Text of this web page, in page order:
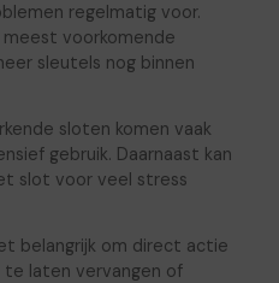
regelmatig voor.
voorkomende
sleutels nog binnen
sloten komen vaak
gebruik. Daarnaast kan
slot voor veel stress
belangrijk om direct actie
laten vervangen of